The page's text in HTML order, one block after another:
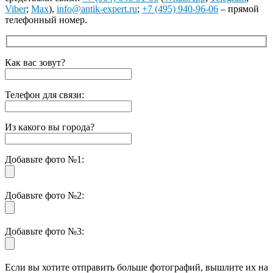
Viber; Max), info@antik-expert.ru; +7 (495) 940-96-06 – прямой
телефонный номер.
Как вас зовут?
Телефон для связи:
Из какого вы города?
Добавьте фото №1:
Добавьте фото №2:
Добавьте фото №3:
Если вы хотите отправить больше фотографий, вышлите их на